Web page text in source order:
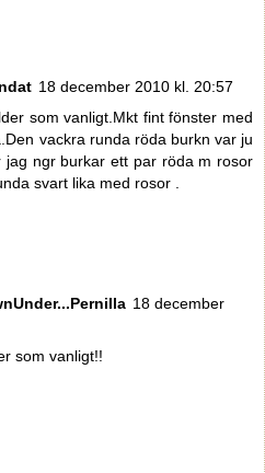
18 december 2010 kl. 20:57
som vanligt.Mkt fint fönster med
vackra runda röda burkn var ju
jag ngr burkar ett par röda m rosor
svart lika med rosor .
18 december
som vanligt!!